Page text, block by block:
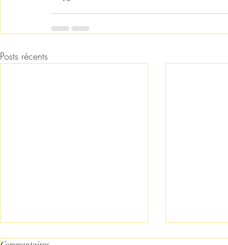
Posts récents